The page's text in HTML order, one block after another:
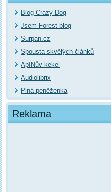
Blog Crazy Dog
Jsem Forest blog
Surpan.cz
Spousta skvělých článků
ApINův kekel
Audiolibrix
Plná peněženka
Reklama